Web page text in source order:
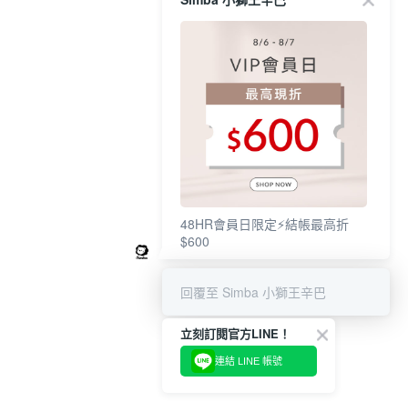
48HR會員日限定⚡結帳最高折
$600
回覆至 Simba 小獅王辛巴
立刻訂閱官方LINE！
連結 LINE 帳號